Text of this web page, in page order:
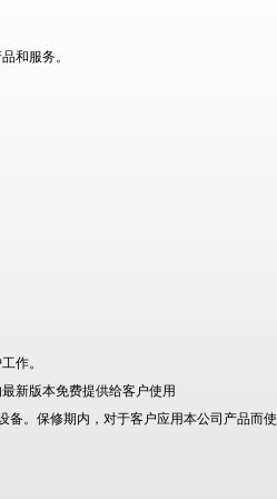
和服务。
作。
新版本免费提供给客户使用
备。保修期内，对于客户应用本公司产品而使